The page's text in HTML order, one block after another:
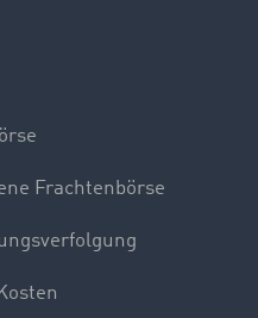
Frachtenbörse